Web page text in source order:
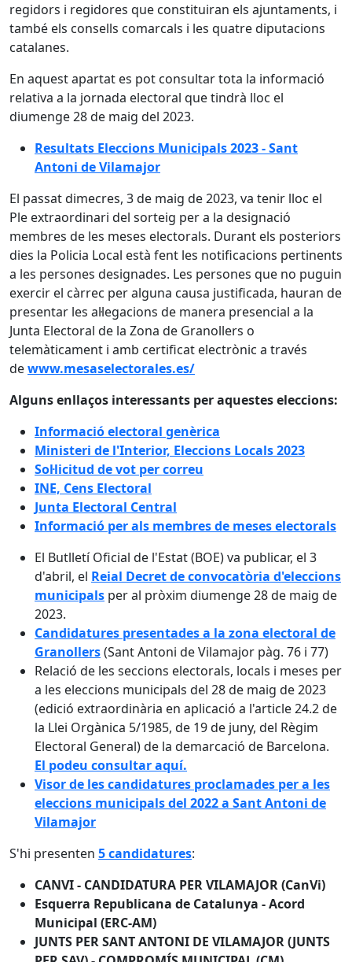
regidors i regidores que constituiran els ajuntaments, i
també els consells comarcals i les quatre diputacions
catalanes.
En aquest apartat es pot consultar tota la informació
relativa a la jornada electoral que tindrà lloc el
diumenge 28 de maig del 2023.
Resultats Eleccions Municipals 2023 - Sant
Antoni de Vilamajor
El passat dimecres, 3 de maig de 2023, va tenir lloc el
Ple extraordinari del sorteig per a la designació
membres de les meses electorals. Durant els posteriors
dies la Policia Local està fent les notificacions pertinents
a les persones designades. Les persones que no puguin
exercir el càrrec per alguna causa justificada, hauran de
presentar les al·legacions de manera presencial a la
Junta Electoral de la Zona de Granollers o
telemàticament i amb certificat electrònic a través
dewww.mesaselectorales.es/
Alguns enllaços interessants per aquestes eleccions:
Informació electoral genèrica
Ministeri de l'Interior, Eleccions Locals 2023
Sol·licitud de vot per correu
INE, Cens Electoral
Junta Electoral Central
Informació per als membres de meses electorals
El Butlletí Oficial de l'Estat (BOE) va publicar, el 3
d'abril, el Reial Decret de convocatòria d'eleccions
municipals per al pròxim diumenge 28 de maig de
2023.
Candidatures presentades a la zona electoral de
Granollers(Sant Antoni de Vilamajor pàg. 76 i 77)
Relació de les seccions electorals, locals i meses per
a les eleccions municipals del 28 de maig de 2023
(edició extraordinària en aplicació a l'article 24.2 de
la Llei Orgànica 5/1985, de 19 de juny, del Règim
Electoral General) de la demarcació de Barcelona.
El podeu consultar aquí.
Visor de les candidatures proclamades per a les
eleccions municipals del 2022 a Sant Antoni de
Vilamajor
S'hi presenten 5 candidatures:
CANVI - CANDIDATURA PER VILAMAJOR (CanVi)
Esquerra Republicana de Catalunya - Acord
Municipal (ERC-AM)
JUNTS PER SANT ANTONI DE VILAMAJOR (JUNTS